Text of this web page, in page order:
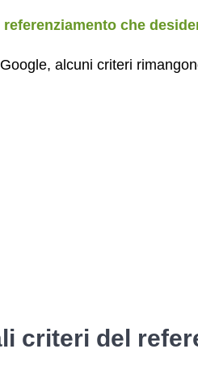
che
alcuni criteri
criteri del